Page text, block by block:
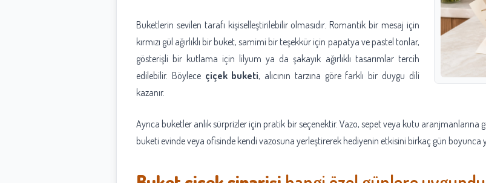
Buketlerin sevilen tarafı kişiselleştirilebilir olmasıdır. Romantik bir mesaj için
kırmızı gül ağırlıklı bir buket, samimi bir teşekkür için papatya ve pastel tonlar,
gösterişli bir kutlama için lilyum ya da şakayık ağırlıklı tasarımlar tercih
edilebilir. Böylece çiçek buketi, alıcının tarzına göre farklı bir duygu dili
kazanır.
Ayrıca buketler anlık sürprizler için pratik bir seçenektir. Vazo, sepet veya kutu aranjmanlarına
buketi evinde veya ofisinde kendi vazosuna yerleştirerek hediyenin etkisini birkaç gün boyunca